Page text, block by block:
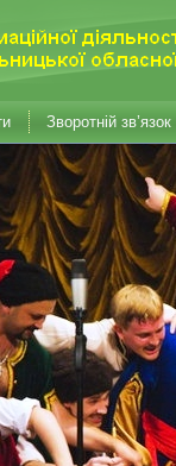
Зворотній зв’язок